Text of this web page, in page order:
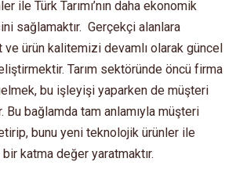
ile Türk Tarımı’nın daha ekonomik
sağlamaktır. Gerçekçi alanlara
ürün kalitemizi devamlı olarak güncel
Tarım sektöründe öncü firma
bu işleyişi yaparken de müşteri
Bu bağlamda tam anlamıyla müşteri
bunu yeni teknolojik ürünler ile
katma değer yaratmaktır.